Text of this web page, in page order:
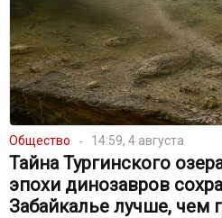
Общество 14:59, 4 августа
Тайна Тургинского
эпохи динозавров
Забайкалье лучше, чем